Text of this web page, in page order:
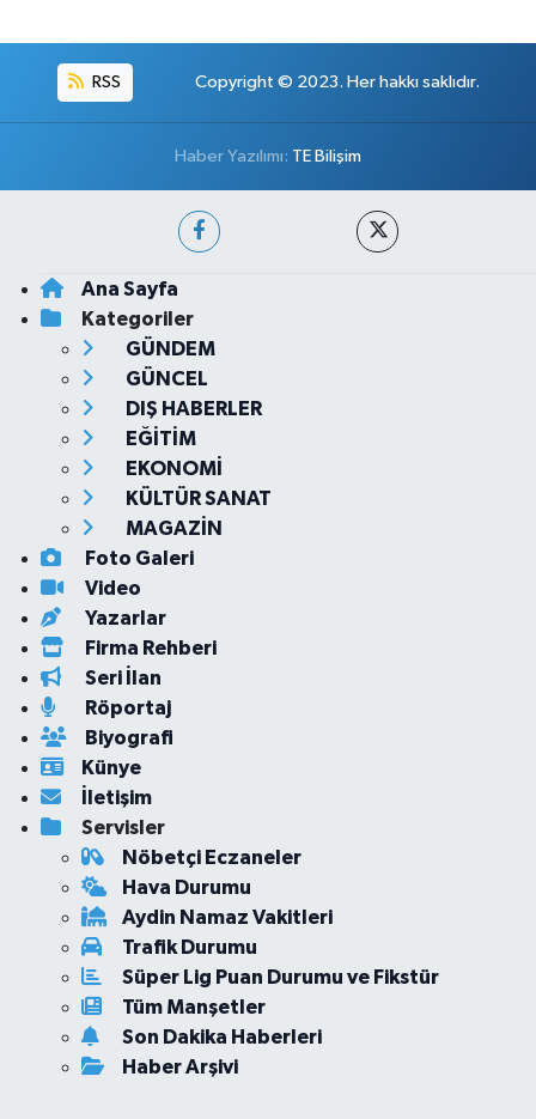
RSS Copyright © 2023. Her hakkı saklıdır.
Haber Yazılımı: TE Bilişim
Ana Sayfa
Kategoriler
GÜNDEM
GÜNCEL
DIŞ HABERLER
EĞİTİM
EKONOMİ
KÜLTÜR SANAT
MAGAZİN
Foto Galeri
Video
Yazarlar
Firma Rehberi
Seri İlan
Röportaj
Biyografi
Künye
İletişim
Servisler
Nöbetçi Eczaneler
Hava Durumu
Aydin Namaz Vakitleri
Trafik Durumu
Süper Lig Puan Durumu ve Fikstür
Tüm Manşetler
Son Dakika Haberleri
Haber Arşivi